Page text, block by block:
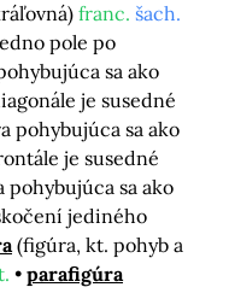
franc. šach.
pole po
sa ako
je susedné
pohybujúca sa ako
je susedné
pohybujúca sa ako
jediného
(figúra, kt. pohyb a
parafigúra